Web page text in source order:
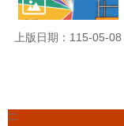
上版日期：115-05-08
:::